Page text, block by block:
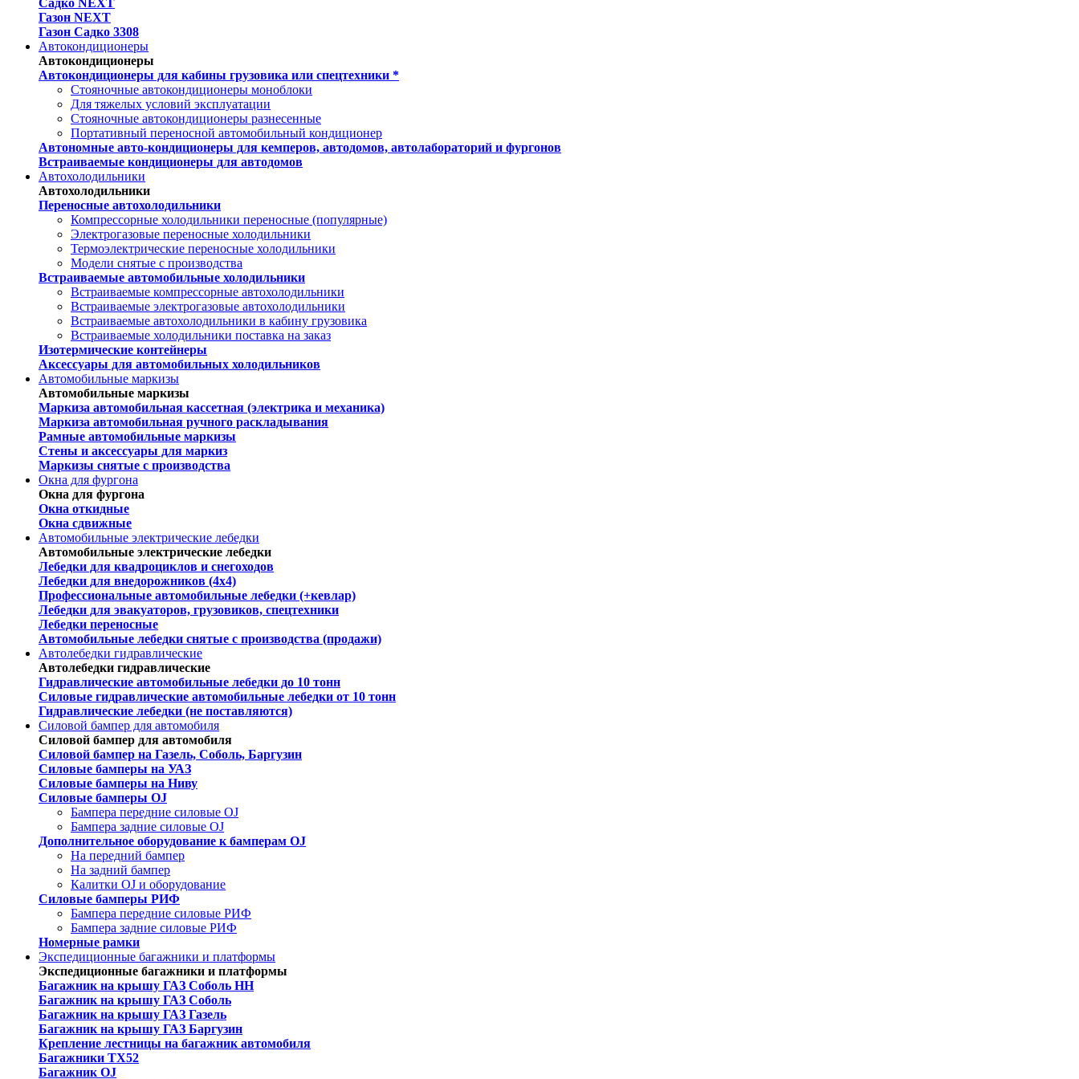
Садко NEXT
Газон NEXT
Газон Садко 3308
Автокондиционеры
Автокондиционеры
Автокондиционеры для кабины грузовика или спецтехники *
Стояночные автокондиционеры моноблоки
Для тяжелых условий эксплуатации
Стояночные автокондиционеры разнесенные
Портативный переносной автомобильный кондиционер
Автономные авто-кондиционеры для кемперов, автодомов, автолабораторий и фургонов
Встраиваемые кондиционеры для автодомов
Автохолодильники
Автохолодильники
Переносные автохолодильники
Компрессорные холодильники переносные (популярные)
Электрогазовые переносные холодильники
Термоэлектрические переносные холодильники
Модели снятые с производства
Встраиваемые автомобильные холодильники
Встраиваемые компрессорные автохолодильники
Встраиваемые электрогазовые автохолодильники
Встраиваемые автохолодильники в кабину грузовика
Встраиваемые холодильники поставка на заказ
Изотермические контейнеры
Аксессуары для автомобильных холодильников
Автомобильные маркизы
Автомобильные маркизы
Маркиза автомобильная кассетная (электрика и механика)
Маркиза автомобильная ручного раскладывания
Рамные автомобильные маркизы
Стены и аксессуары для маркиз
Маркизы снятые с производства
Окна для фургона
Окна для фургона
Окна откидные
Окна сдвижные
Автомобильные электрические лебедки
Автомобильные электрические лебедки
Лебедки для квадроциклов и снегоходов
Лебедки для внедорожников (4х4)
Профессиональные автомобильные лебедки (+кевлар)
Лебедки для эвакуаторов, грузовиков, спецтехники
Лебедки переносные
Автомобильные лебедки снятые с производства (продажи)
Автолебедки гидравлические
Автолебедки гидравлические
Гидравлические автомобильные лебедки до 10 тонн
Силовые гидравлические автомобильные лебедки от 10 тонн
Гидравлические лебедки (не поставляются)
Силовой бампер для автомобиля
Силовой бампер для автомобиля
Силовой бампер на Газель, Соболь, Баргузин
Силовые бамперы на УАЗ
Силовые бамперы на Ниву
Силовые бамперы OJ
Бампера передние силовые OJ
Бампера задние силовые OJ
Дополнительное оборудование к бамперам OJ
На передний бампер
На задний бампер
Калитки OJ и оборудование
Силовые бамперы РИФ
Бампера передние силовые РИФ
Бампера задние силовые РИФ
Номерные рамки
Экспедиционные багажники и платформы
Экспедиционные багажники и платформы
Багажник на крышу ГАЗ Соболь НН
Багажник на крышу ГАЗ Соболь
Багажник на крышу ГАЗ Газель
Багажник на крышу ГАЗ Баргузин
Крепление лестницы на багажник автомобиля
Багажники ТХ52
Багажник OJ